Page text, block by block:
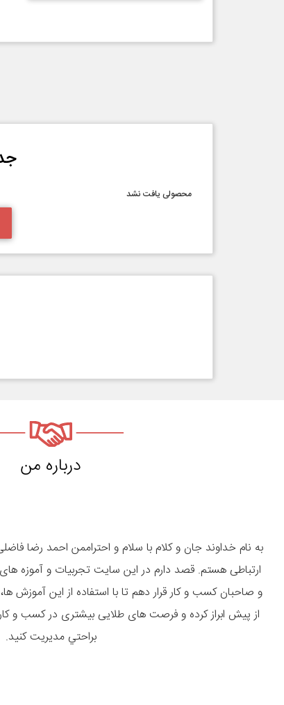
محصولی یافت نشد
درباره من
به نام خداوند جان و کلام با سلام و احتراممن احمد رضا
ارتباطی هستم. قصد دارم در این سایت تجربیات و آموزه های
و صاحبان كسب و كار قرار دهم تا با استفاده از این آموزش
از پیش ابراز کرده و فرصت های طلایی بیشتری در کسب و
براحتي مديريت كنيد.